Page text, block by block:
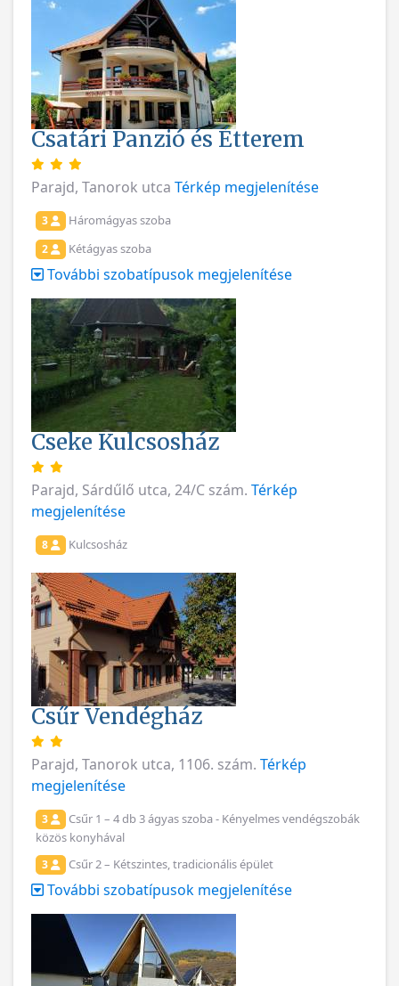
Csatári Panzió és Étterem
Parajd, Tanorok utca Térkép megjelenítése
3 Háromágyas szoba
2 Kétágyas szoba
További szobatípusok megjelenítése
Cseke Kulcsosház
Parajd, Sárdűlő utca, 24/C szám. Térkép
megjelenítése
8 Kulcsosház
Csűr Vendégház
Parajd, Tanorok utca, 1106. szám. Térkép
megjelenítése
3
Csűr 1 – 4 db 3 ágyas szoba - Kényelmes vendégszobák
közös konyhával
3 Csűr 2 – Kétszintes, tradicionális épület
További szobatípusok megjelenítése